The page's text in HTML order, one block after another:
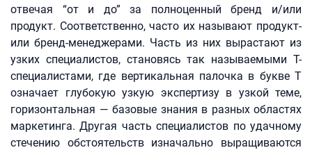
отвечая “от и до” за полноценный бренд и/или
продукт. Соответственно, часто их называют продукт-
или бренд-менеджерами. Часть из них вырастают из
узких специалистов, становясь так называемыми Т-
специалистами, где вертикальная палочка в букве Т
означает глубокую узкую экспертизу в узкой теме,
горизонтальная — базовые знания в разных областях
маркетинга. Другая часть специалистов по удачному
стечению обстоятельств изначально выращиваются